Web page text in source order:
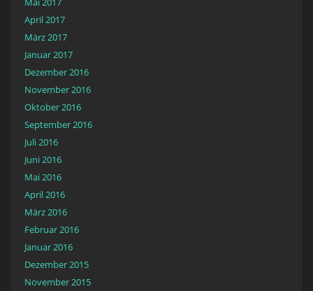
April 2017
März 2017
Januar 2017
Dezember 2016
November 2016
Oktober 2016
September 2016
Juli 2016
Juni 2016
Mai 2016
April 2016
März 2016
Februar 2016
Januar 2016
Dezember 2015
November 2015